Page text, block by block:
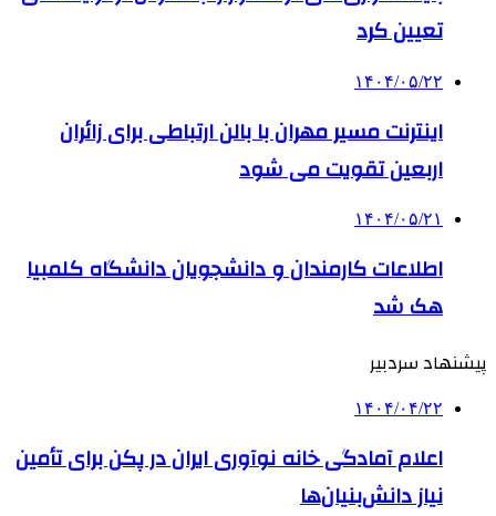
تعیین کرد
۱۴۰۴/۰۵/۲۲
اینترنت مسیر مهران با بالن ارتباطی برای زائران
اربعین تقویت می شود
۱۴۰۴/۰۵/۲۱
اطلاعات کارمندان و دانشجویان دانشگاه کلمبیا
هک شد
پیشنهاد سردبیر
۱۴۰۴/۰۴/۲۲
اعلام آمادگی خانه نوآوری ایران در پکن برای تأمین
نیاز دانش‌بنیان‌ها